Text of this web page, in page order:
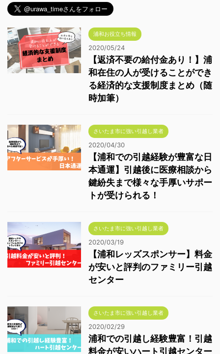
浦和お役立ち情報
2020/05/24
【返済不要の給付金あり！】浦
和在住の人が受けることができ
る経済的な支援制度まとめ（随
時加筆）
さいたま市に強い引越し業者
2020/04/30
【浦和での引越経験が豊富な日
本通運】引越後に医療相談から
鍵紛失まで様々な手厚いサポー
トが受けられる！
さいたま市に強い引越し業者
2020/03/19
【浦和レッズスポンサー】料金
が安いと評判のファミリー引越
センター
さいたま市に強い引越し業者
2020/02/29
浦和での引越し経験豊富！引越
料金が安いハート引越センター